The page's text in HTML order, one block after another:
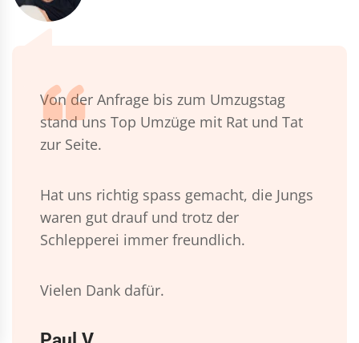
Von der Anfrage bis zum Umzugstag
stand uns Top Umzüge mit Rat und Tat
zur Seite.
Hat uns richtig spass gemacht, die Jungs
waren gut drauf und trotz der
Schlepperei immer freundlich.
Vielen Dank dafür.